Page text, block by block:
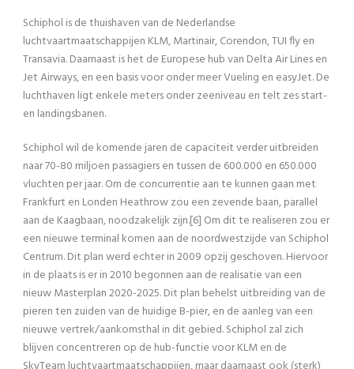
Schiphol is de thuishaven van de Nederlandse
luchtvaartmaatschappijen KLM, Martinair, Corendon, TUI fly en
Transavia. Daarnaast is het de Europese hub van Delta Air Lines en
Jet Airways, en een basis voor onder meer Vueling en easyJet. De
luchthaven ligt enkele meters onder zeeniveau en telt zes start-
en landingsbanen.
Schiphol wil de komende jaren de capaciteit verder uitbreiden
naar 70-80 miljoen passagiers en tussen de 600.000 en 650.000
vluchten per jaar. Om de concurrentie aan te kunnen gaan met
Frankfurt en Londen Heathrow zou een zevende baan, parallel
aan de Kaagbaan, noodzakelijk zijn.[6] Om dit te realiseren zou er
een nieuwe terminal komen aan de noordwestzijde van Schiphol
Centrum. Dit plan werd echter in 2009 opzij geschoven. Hiervoor
in de plaats is er in 2010 begonnen aan de realisatie van een
nieuw Masterplan 2020-2025. Dit plan behelst uitbreiding van de
pieren ten zuiden van de huidige B-pier, en de aanleg van een
nieuwe vertrek/aankomsthal in dit gebied. Schiphol zal zich
blijven concentreren op de hub-functie voor KLM en de